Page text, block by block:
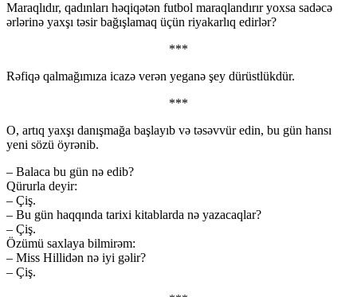
Maraqlıdır, qadınları həqiqətən futbol maraqlandırır yoxsa sadəcə
ərlərinə yaxşı təsir bağışlamaq üçün riyakarlıq edirlər?
***
Rəfiqə qalmağımıza icazə verən yeganə şey dürüstlükdür.
***
O, artıq yaxşı danışmağa başlayıb və təsəvvür edin, bu gün hansı
yeni sözü öyrənib.
– Balaca bu gün nə edib?
Qürurla deyir:
– Çiş.
– Bu gün haqqında tarixi kitablarda nə yazacaqlar?
– Çiş.
Özümü saxlaya bilmirəm:
– Miss Hillidən nə iyi gəlir?
– Çiş.